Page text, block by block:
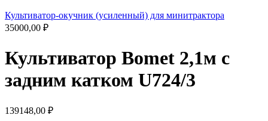
Культиватор-окучник (усиленный) для минитрактора
35000,00 ₽
Культиватор Bomet 2,1м с
задним катком U724/3
139148,00 ₽